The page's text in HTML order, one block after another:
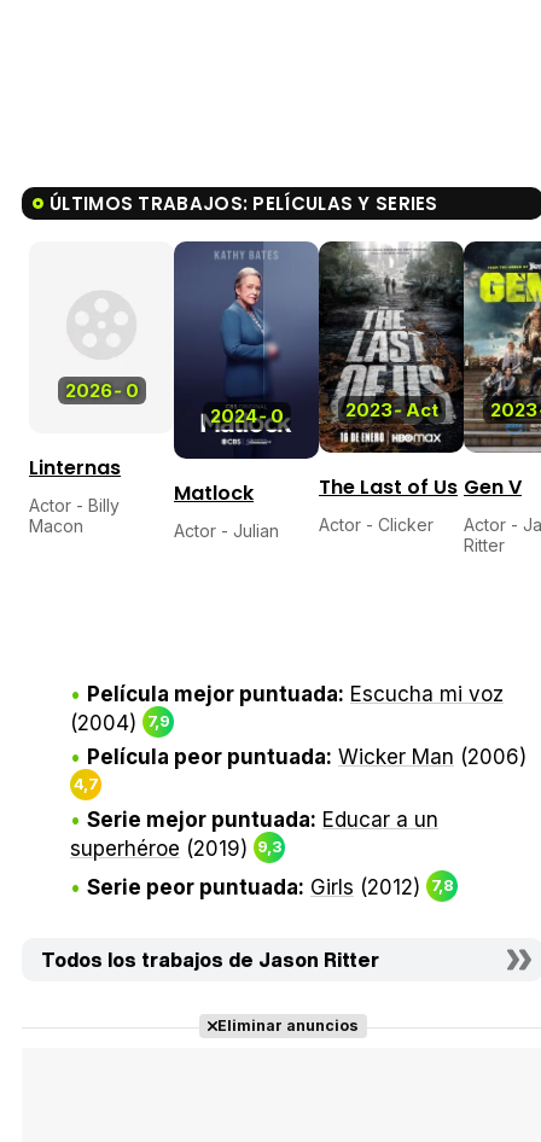
ÚLTIMOS TRABAJOS: PELÍCULAS Y SERIES
2026-0
Linternas
Actor - Billy
Macon
2024-0
Matlock
Actor - Julian
2023-Act
The Last of Us
Actor - Clicker
2023
Gen V
Actor -
Ritter
Película mejor puntuada: Escucha mi voz
(2004)
7,9
Película peor puntuada: Wicker Man (2006)
4,7
Serie mejor puntuada: Educar a un
superhéroe (2019) 9,3
Serie peor puntuada: Girls (2012) 7,8
Todos los trabajos de Jason Ritter
Eliminar anuncios